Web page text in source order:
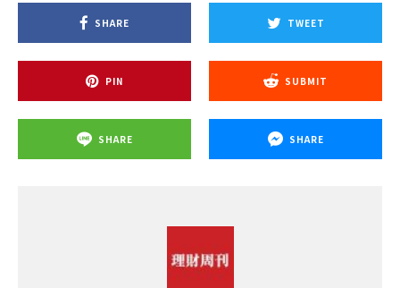
SHARE TWEET
PIN SUBMIT
SHARE SHARE